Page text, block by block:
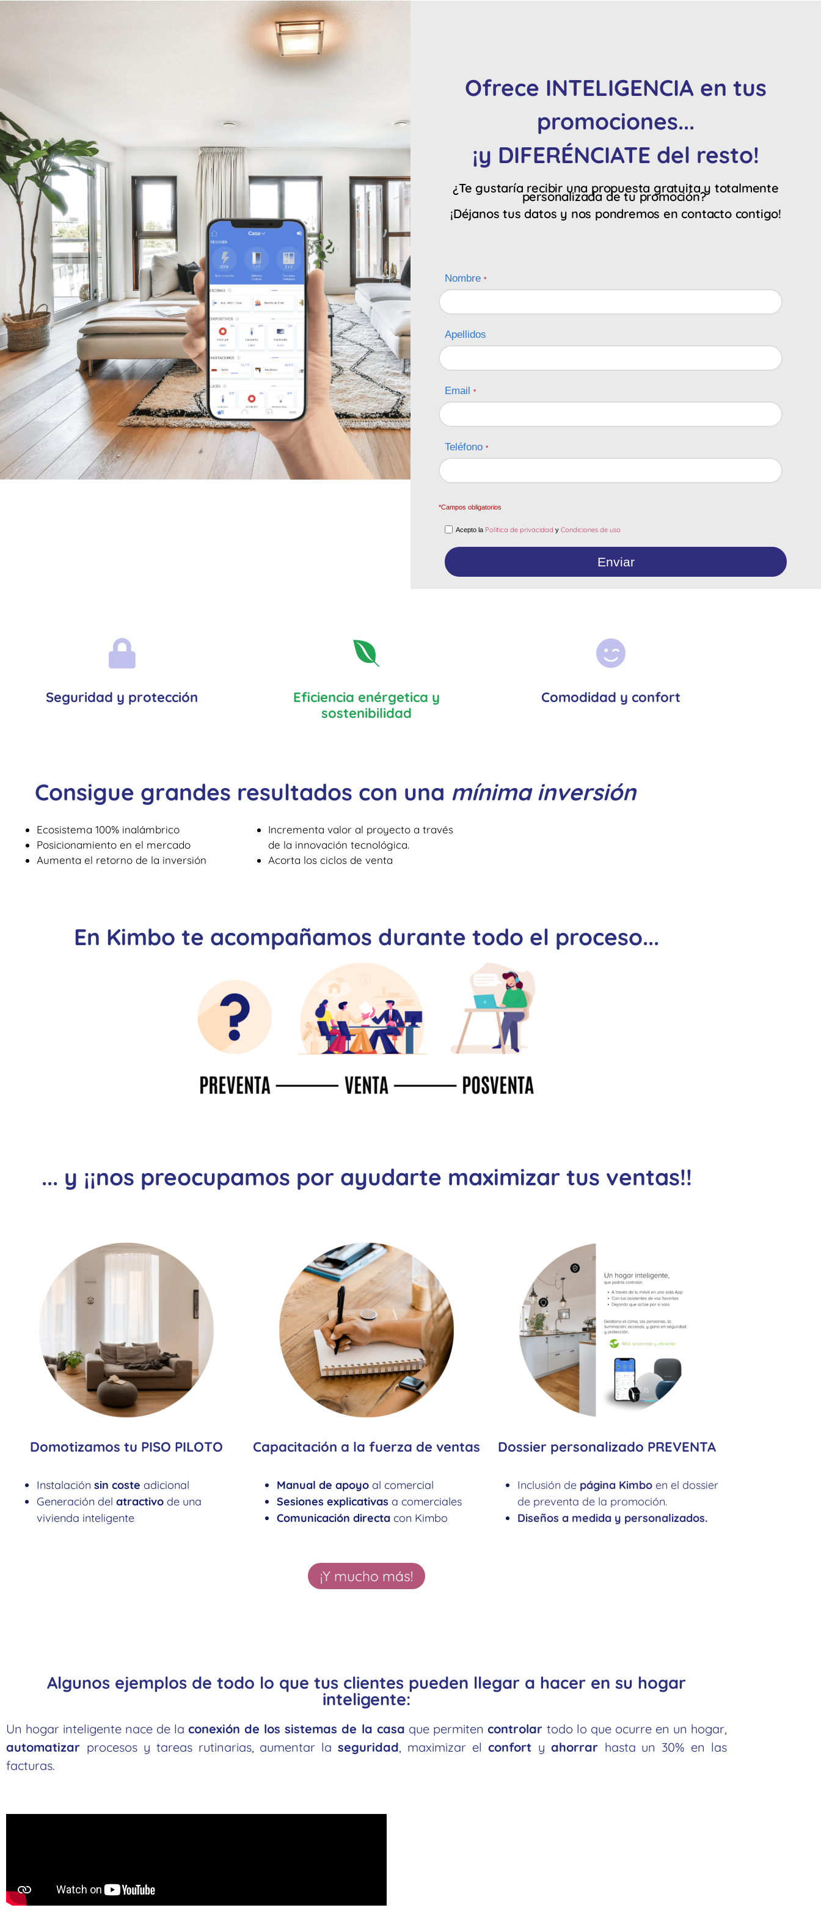
Ofrece INTELIGENCIA en tus
promociones...
¡y DIFERÉNCIATE del resto!
¿Te gustaría recibir una propuesta gratuita y totalmente
personalizada de tu promoción?
¡Déjanos tus datos y nos pondremos en contacto contigo!
Nombre *
Apellidos
Email *
Teléfono *
*Campos obligatorios
Acepto la Política de privacidad y Condiciones de uso
Seguridad y protección
Eficiencia enérgetica y
sostenibilidad
Comodidad y confort
Consigue grandes resultados con una mínima inversión
Ecosistema 100% inalámbrico
Posicionamiento en el mercado
Aumenta el retorno de la inversión
Incrementa valor al proyecto a través
de la innovación tecnológica.
Acorta los ciclos de venta
En Kimbo te acompañamos durante todo el proceso...
... y ¡¡nos preocupamos por ayudarte maximizar tus ventas!!
Domotizamos tu PISO PILOTO
Instalación sin coste adicional
Generación del atractivo de una
vivienda inteligente
Capacitación a la fuerza de ventas
Manual de apoyo al comercial
Sesiones explicativas a comerciales
Comunicación directa con Kimbo
Dossier personalizado PREVENTA
Inclusión de página Kimboen el dossier
de preventa de la promoción.
Diseños a medida y personalizados.
¡Y mucho más!
Algunos ejemplos de todo lo que tus clientes pueden llegar a hacer en su hogar
inteligente:
Un hogar inteligente nace de laconexión de los sistemas de la casa que permiten controlar todo lo que ocurre en un hogar,
automatizar procesos y tareas rutinarias, aumentar laseguridad, maximizar el confort y ahorrar hasta un 30% en las
facturas.